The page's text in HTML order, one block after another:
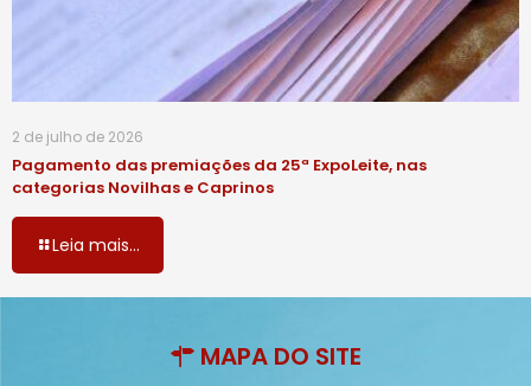
2 de julho de 2026
Pagamento das premiações da 25ª ExpoLeite, nas
categorias Novilhas e Caprinos
Leia mais...
MAPA DO SITE